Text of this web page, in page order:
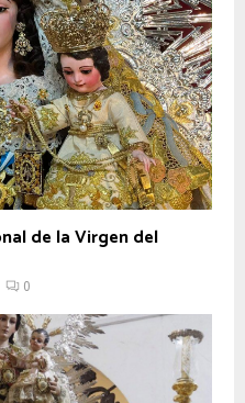
de la Virgen del
0